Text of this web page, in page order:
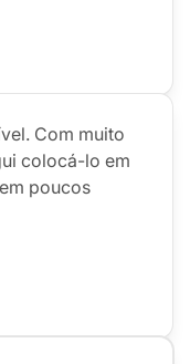
Com muito
colocá-lo em
poucos